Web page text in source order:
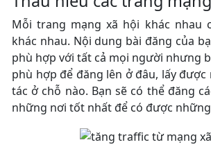
Mỗi trang mạng xã hội khác nhau
khác nhau. Nội dung bài đăng của
phù hợp với tất cả mọi người nhưng
phù hợp để đăng lên ở đâu, lấy
tác ở chỗ nào. Bạn sẽ có thể đăng
những nơi tốt nhất để có được